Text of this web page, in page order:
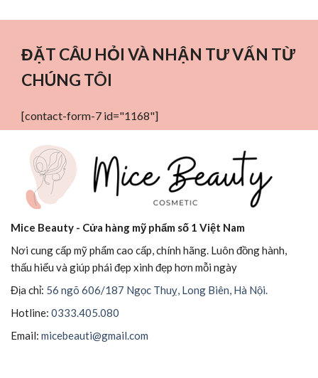
ĐẶT CÂU HỎI VÀ NHẬN TƯ VẤN TỪ
CHÚNG TÔI
[contact-form-7 id="1168"]
Mice Beauty - Cửa hàng mỹ phẩm số 1 Việt Nam
Nơi cung cấp mỹ phẩm cao cấp, chính hãng. Luôn đồng hành,
thấu hiểu và giúp phái đẹp xinh đẹp hơn mỗi ngày
Địa chỉ: 56 ngõ 606/187 Ngọc Thuỵ, Long Biên, Hà Nội.
Hotline: 0333.405.080
Email: micebeauti@gmail.com